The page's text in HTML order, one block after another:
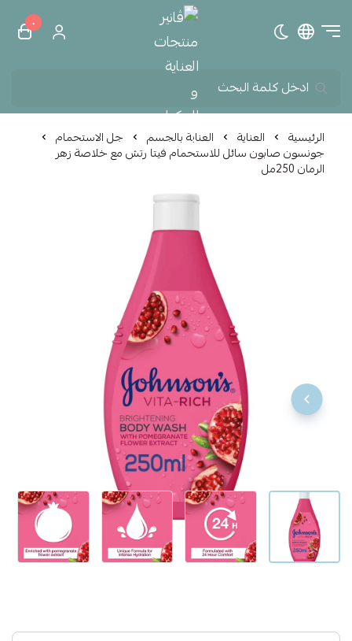
تبديل الوضع الداكنڤانير منتجات العناية و
٠
الرئيسية العناية العناية بالجسم جل الاستحمام
جونسون صابون سائل للاستحمام فيتا رتش مع خلاصة زهر
الرمان 250مل